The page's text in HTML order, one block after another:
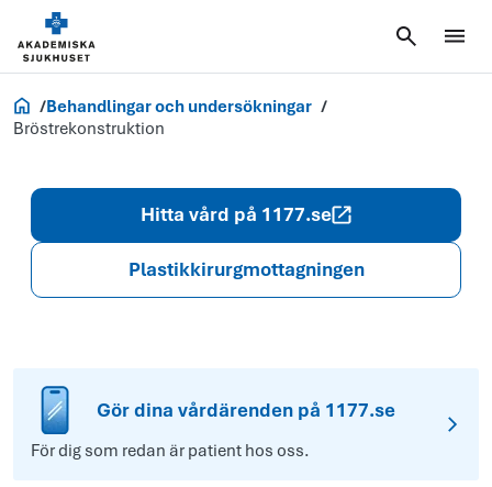
Akademiska.se
Behandlingar och undersökningar
Bröstrekonstruktion
Hitta vård på 1177.se
Plastikkirurgmottagningen
Gör dina vårdärenden på 1177.se
För dig som redan är patient hos oss.